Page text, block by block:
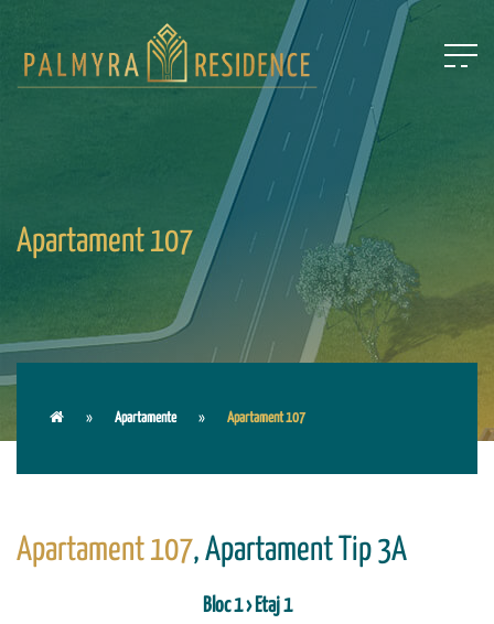
Apartament 107
Apartamente Apartament 107
Apartament 107, Apartament Tip 3A
Bloc 1 › Etaj 1